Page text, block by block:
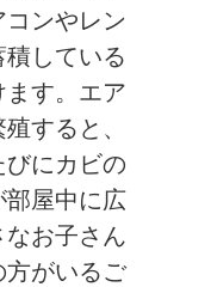
ンやレン
している
す。エア
すると、
にカビの
部屋中に広
お子さん
方がいるご